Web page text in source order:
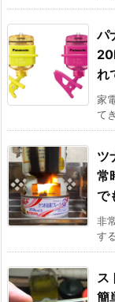
パ
れ
家
て
ツ
常
で
非
す
ス
簡